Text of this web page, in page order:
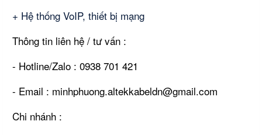
+ Hệ thống VoIP, thiết bị mạng
Thông tin liên hệ / tư vấn :
- Hotline/Zalo : 0938 701 421
- Email : minhphuong.altekkabeldn@gmail.com
Chi nhánh :